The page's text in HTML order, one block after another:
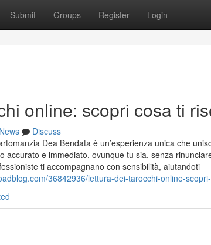
Submit Groups Register Login
online: scopri cosa ti
News
Discuss
Dea Bendata è un’esperienza unica che
accurato e immediato, ovunque tu sia, senza
ti accompagnano con sensibilità, aiutandoti
36842936/lettura-dei-tarocchi-online-